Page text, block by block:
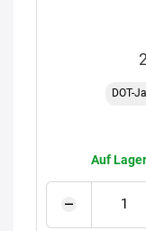
DOT-
Auf